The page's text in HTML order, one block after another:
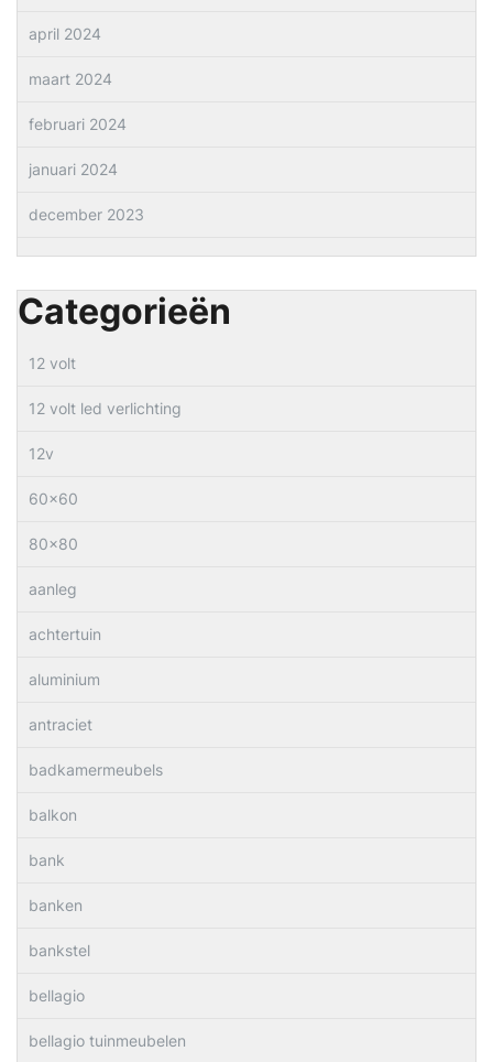
april 2024
maart 2024
februari 2024
januari 2024
december 2023
Categorieën
12 volt
12 volt led verlichting
12v
60×60
80×80
aanleg
achtertuin
aluminium
antraciet
badkamermeubels
balkon
bank
banken
bankstel
bellagio
bellagio tuinmeubelen